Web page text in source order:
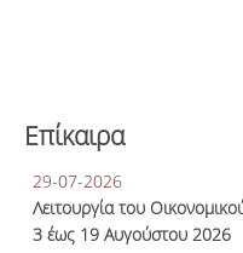
Επίκαιρα
29-07-2026
Λειτουργία του
3 έως 19 Αυγούστου 2026